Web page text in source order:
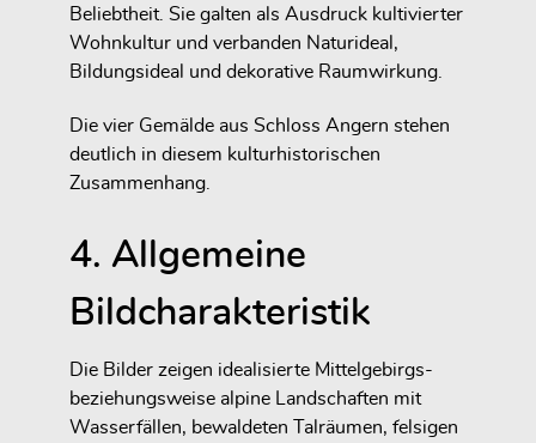
Beliebtheit. Sie galten als Ausdruck kultivierter
Wohnkultur und verbanden Naturideal,
Bildungsideal und dekorative Raumwirkung.
Die vier Gemälde aus Schloss Angern stehen
deutlich in diesem kulturhistorischen
Zusammenhang.
4. Allgemeine
Bildcharakteristik
Die Bilder zeigen idealisierte Mittelgebirgs-
beziehungsweise alpine Landschaften mit
Wasserfällen, bewaldeten Talräumen, felsigen